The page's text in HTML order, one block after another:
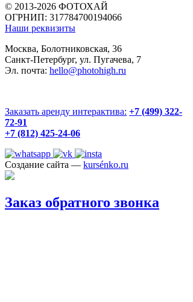
© 2013-2026 ФОТОХАЙ
ОГРНИП: 317784700194066
Наши реквизиты
Москва, Болотниковская, 36
Санкт-Петербург, ул. Пугачева, 7
Эл. почта: hello@photohigh.ru
Заказать аренду интерактива: +7 (499) 322-
72-91
+7 (812) 425-24-06
Создание сайта — kursénko.ru
Заказ обратного звонка